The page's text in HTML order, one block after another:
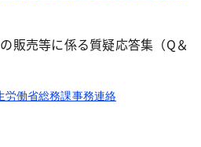
販売等に係る質疑応答集（Q＆
労働省総務課事務連絡